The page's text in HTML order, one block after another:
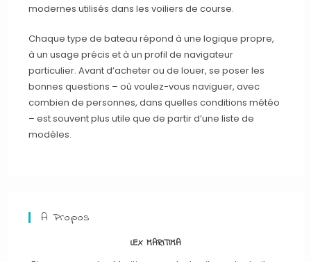
modernes utilisés dans les voiliers de course.
Chaque type de bateau répond à une logique propre,
à un usage précis et à un profil de navigateur
particulier. Avant d’acheter ou de louer, se poser les
bonnes questions – où voulez-vous naviguer, avec
combien de personnes, dans quelles conditions météo
– est souvent plus utile que de partir d’une liste de
modèles.
A Propos
LEX MARITIMA